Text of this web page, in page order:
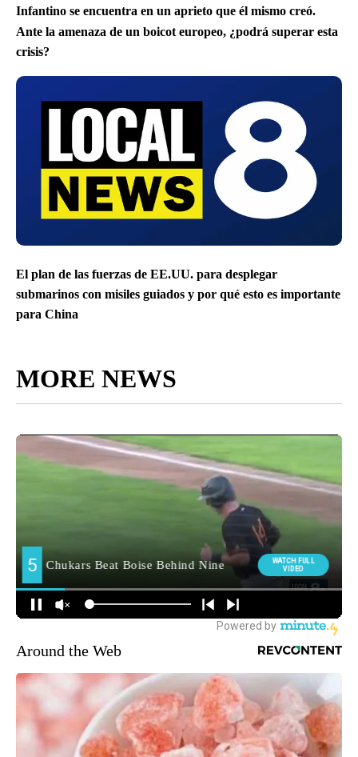
Infantino se encuentra en un aprieto que él mismo creó.
Ante la amenaza de un boicot europeo, ¿podrá superar esta
crisis?
El plan de las fuerzas de EE.UU. para desplegar
submarinos con misiles guiados y por qué esto es importante
para China
MORE NEWS
Around the Web